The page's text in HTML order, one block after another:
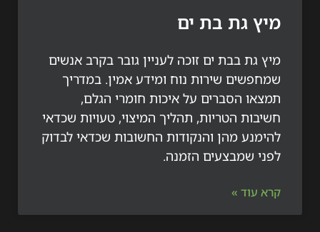
גת בת ים
גת בבת ים זוכה לעניין גובר בקרב אנשים
שירות נוח ומידע אמין. במדריך
הסברים על איכות חומרי הגלם,
הטריות, תהליך המיצוי, טעויות שכדאי
מהן והנקודות החשובות שכדאי לבדוק
שמבצעים הזמנה.